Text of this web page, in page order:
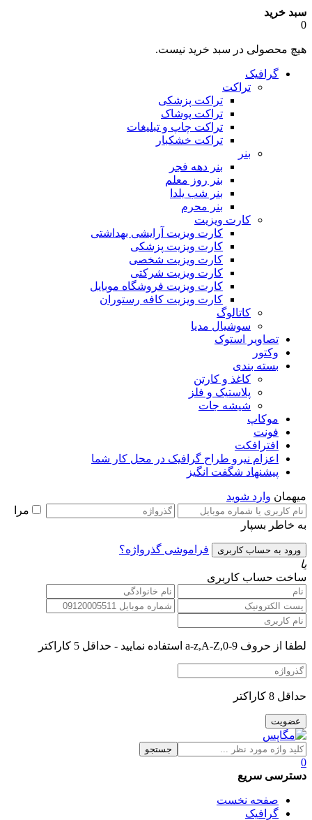
سبد خرید
0
هیچ محصولی در سبد خرید نیست.
گرافیک
تراکت
تراکت پزشکی
تراکت پوشاک
تراکت چاپ و تبلیغات
تراکت خشکبار
بنر
بنر دهه فجر
بنر روز معلم
بنر شب یلدا
بنر محرم
کارت ویزیت
کارت ویزیت آرایشی بهداشتی
کارت ویزیت پزشکی
کارت ویزیت شخصی
کارت ویزیت شرکتی
کارت ویزیت فروشگاه موبایل
کارت ویزیت کافه رستوران
کاتالوگ
سوشیال مدیا
تصاویر استوک
وکتور
بسته بندی
کاغذ و کارتن
پلاستیک و فلز
شیشه جات
موکاپ
فونت
افترافکت
اعزام نیرو طراح گرافیک در محل کار شما
پیشنهاد شگفت انگیز
میهمان وارد شوید
مرا
به خاطر بسپار
فراموشی گذرواژه؟
یا
ساخت حساب کاربری
لطفا از حروف a-z,A-Z,0-9 استفاده نمایید - حداقل 5 کاراکتر
حداقل 8 کاراکتر
جستجو
0
دسترسی سریع
صفحه نخست
گرافیک